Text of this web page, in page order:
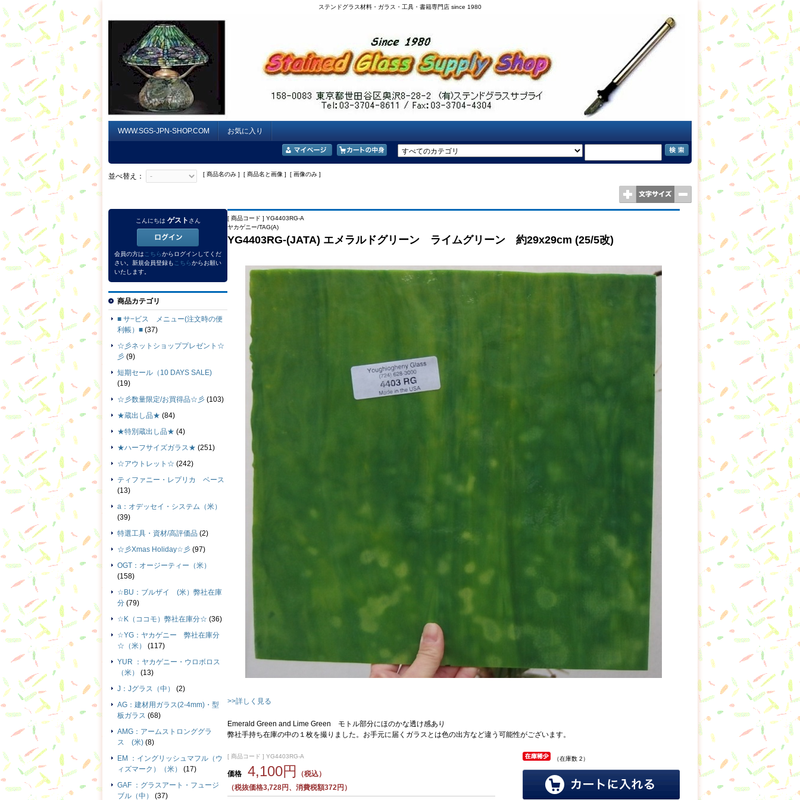
ステンドグラス材料・ガラス・工具・書籍専門店 since 1980
WWW.SGS-JPN-SHOP.COM お気に入り
並べ替え： [ 商品名のみ ] [ 商品名と画像 ] [ 画像のみ ]
[ 商品コード ] YG4403RG-A
ヤカゲニー/TAG(A)
YG4403RG-(JATA) エメラルドグリーン ライムグリーン 約29x29cm (25/5改)
>>詳しく見る
Emerald Green and Lime Green モトル部分にほのかな透け感あり
弊社手持ち在庫の中の１枚を撮りました。お手元に届くガラスとは色の出方など違う可能性がございます。
[ 商品コード ] YG4403RG-A
価格 4,100円
（税込）
（税抜価格3,728円、消費税額372円）
（在庫数 2）
こんにちは ゲスト さん
会員の方はこちらからログインしてくだ
さい。新規会員登録もこちらからお願い
いたします。
商品カテゴリ
■ サ−ビス メニュー(注文時の便
利帳）■ (37)
☆彡ネットショッププレゼント☆
彡 (9)
短期セール（10 DAYS SALE)
(19)
☆彡数量限定/お買得品☆彡 (103)
★蔵出し品★ (84)
★特別蔵出し品★ (4)
★ハーフサイズガラス★ (251)
☆アウトレット☆ (242)
ティファニー・レプリカ ベース
(13)
a：オデッセイ・システム（米）
(39)
特選工具・資材/高評価品 (2)
☆彡Xmas Holiday☆彡 (97)
OGT：オージーティー（米）
(158)
☆BU：ブルザイ (米）弊社在庫
分 (79)
☆K（ココモ）弊社在庫分☆ (36)
☆YG：ヤカゲニー 弊社在庫分
☆（米）
(117)
YUR ：ヤカゲニー・ウロボロス
（米）
(13)
J：Jグラス（中）
(2)
AG：建材用ガラス(2-4mm)・型
板ガラス (68)
AMG：アームストロンググラ
ス (米) (8)
EM ：イングリッシュマフル（ウ
ィズマーク）（米）
(17)
GAF ：グラスアート・フュージ
ブル（中）
(37)